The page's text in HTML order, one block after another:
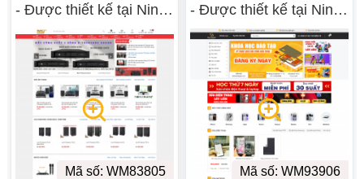
- Được thiết kế tại Ninh
Thuận
Mã số: WM83805
- Được thiết kế tại Ninh
Thuận
Mã số: WM93906